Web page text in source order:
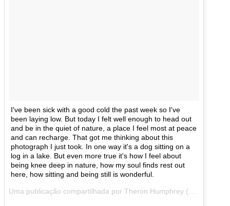
I've been sick with a good cold the past week so I've
been laying low. But today I felt well enough to head out
and be in the quiet of nature, a place I feel most at peace
and can recharge. That got me thinking about this
photograph I just took. In one way it's a dog sitting on a
log in a lake. But even more true it's how I feel about
being knee deep in nature, how my soul finds rest out
here, how sitting and being still is wonderful.
Uma publicação compartilhada por Theron Humphrey (@thiswildidea) em